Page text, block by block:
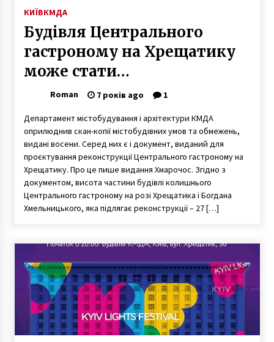
КИЇВКМДА
Будівля Центрального
гастроному на Хрещатику
може стати
дев’ятиповерховою
Roman 7 років ago 1
Департамент містобудування і архітектури КМДА
оприлюднив скан-копії містобудівних умов та обмежень,
видані восени. Серед них є і документ, виданий для
проєктування реконструкції Центрального гастроному на
Хрещатику. Про це пише видання Хмарочос. Згідно з
документом, висота частини будівлі колишнього
Центрального гастроному на розі Хрещатика і Богдана
Хмельницького, яка підлягає реконструкції – 27 […]